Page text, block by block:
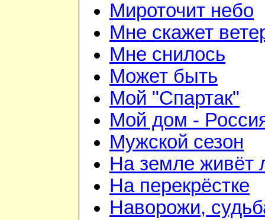
Мироточит небо
Мне скажет
Мне снилось
Может быть
Мой "Спартак"
Мой дом -
Мужской сезон
На земле живёт
На перекрёстке
Наворожи,